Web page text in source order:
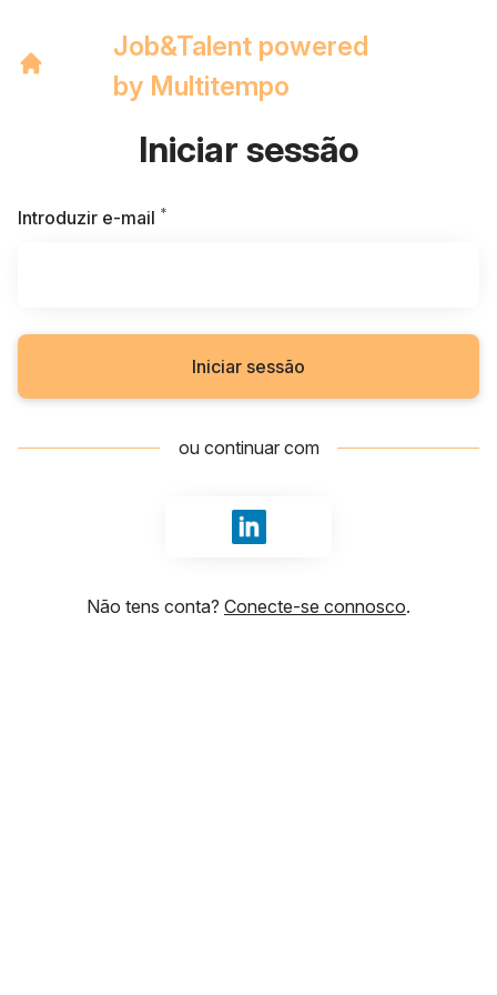
Job&Talent powered
by Multitempo
Iniciar sessão
Introduzir e-mail *
Iniciar sessão
ou continuar com
Iniciar sessão com LinkedIn
Não tens conta? Conecte-se connosco.